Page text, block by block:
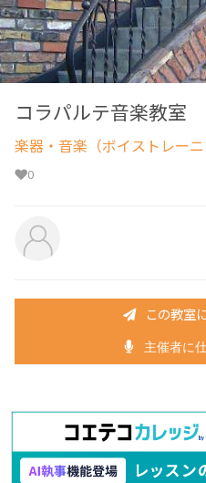
コラパルテ音楽教室
楽器・音楽（ボイストレーニ
0
この教室
主催者に